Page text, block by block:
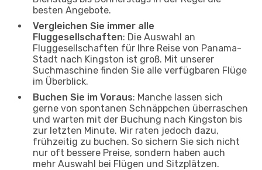
besten Angebote.
Vergleichen Sie immer alle
Fluggesellschaften: Die Auswahl an
Fluggesellschaften für Ihre Reise von Panama-
Stadt nach Kingston ist groß. Mit unserer
Suchmaschine finden Sie alle verfügbaren Flüge
im Überblick.
Buchen Sie im Voraus: Manche lassen sich
gerne von spontanen Schnäppchen überraschen
und warten mit der Buchung nach Kingston bis
zur letzten Minute. Wir raten jedoch dazu,
frühzeitig zu buchen. So sichern Sie sich nicht
nur oft bessere Preise, sondern haben auch
mehr Auswahl bei Flügen und Sitzplätzen.